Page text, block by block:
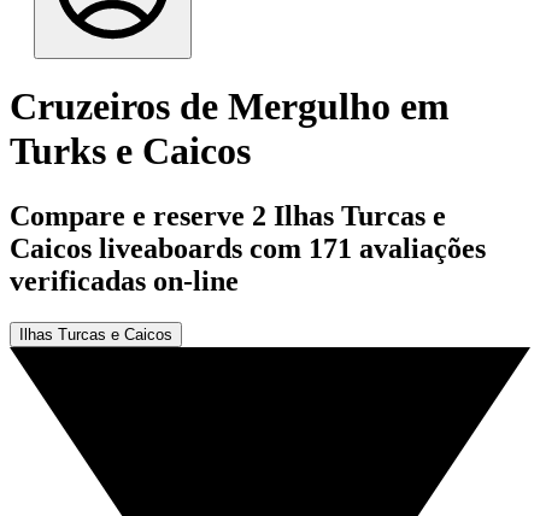
Cruzeiros de Mergulho em
Turks e Caicos
Compare e reserve 2 Ilhas Turcas e
Caicos liveaboards com 171 avaliações
verificadas on-line
Ilhas Turcas e Caicos